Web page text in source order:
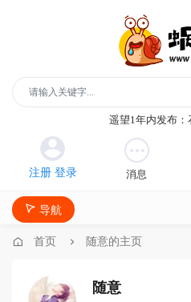
玻璃鞋1年内发布：
云散说再见1年内发布
遥望1年内发布
玻璃鞋1年内发布：
云散说再见1年内发布
月季1年内发布
消息
导航
首页 随意的主页
随意